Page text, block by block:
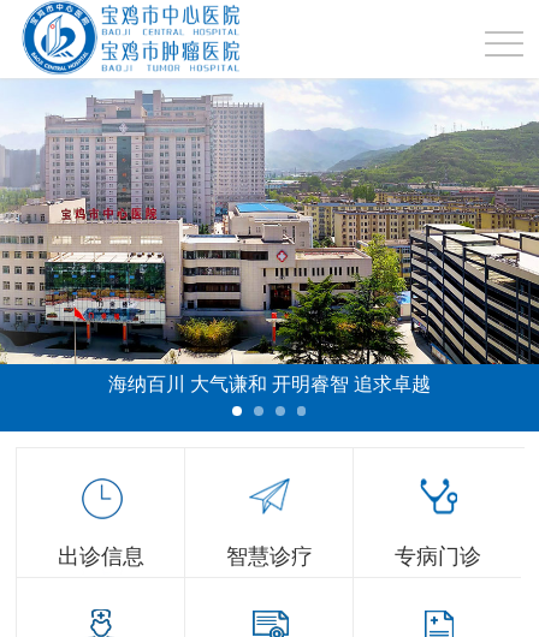
海纳百川 大气谦和 开明睿智 追求卓越
出诊信息 智慧诊疗 专病门诊